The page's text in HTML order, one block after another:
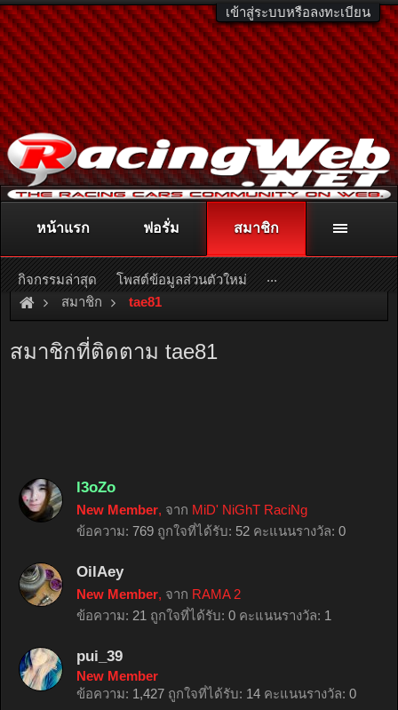
เข้าสู่ระบบหรือลงทะเบียน
ติดต่อลงโฆษณา racingweb@gmail.comหรือโทร. 081-811-1138
หรืออ่านรายละเอียดเพิ่มเติม คลิกที่นี่
สมาชิก tae81
สมาชิกที่ติดตาม tae81
l3oZo
New Member, จาก MiD' NiGhT RaciNg
ข้อความ: 769 ถูกใจที่ได้รับ: 52 คะแนนรางวัล: 0
OilAey
New Member, จาก RAMA 2
ข้อความ: 21 ถูกใจที่ได้รับ: 0 คะแนนรางวัล: 1
pui_39
New Member
ข้อความ: 1,427 ถูกใจที่ได้รับ: 14 คะแนนรางวัล: 0
หน้าแรก ฟอรั่ม สมาชิก
กิจกรรมล่าสุด โพสต์ข้อมูลส่วนตัวใหม่ ...